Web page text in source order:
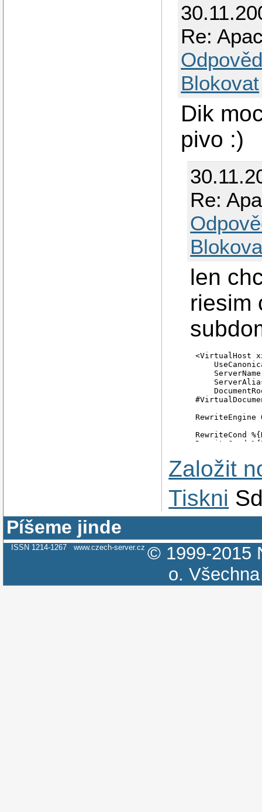
Re:
Blokovat
Dik
pivo :)
Re:
len
riesim
<VirtualHost
RewriteEngine
RewriteCond
RewriteCond
RewriteRule
<Directory "/
Options
Order
Allow from
ErrorLog /
CustomLog /
Založit
Tiskni
Píšeme jinde
ISSN 1214-1267 www.czech-server.cz © 1999-2015
o.